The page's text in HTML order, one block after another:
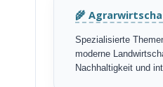
🌾
Spezialisierte
moderne
Nachhaltigkeit und